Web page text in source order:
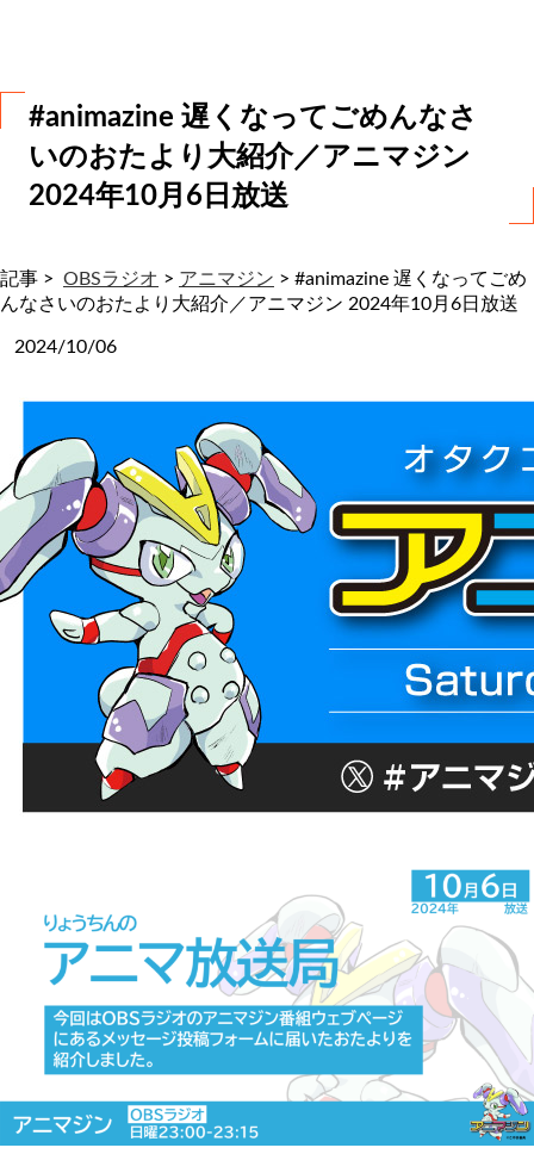
#animazine 遅くなってごめんなさ
いのおたより大紹介／アニマジン
2024年10月6日放送
記事 > OBSラジオ > アニマジン > #animazine 遅くなってごめ
んなさいのおたより大紹介／アニマジン 2024年10月6日放送
2024/10/06